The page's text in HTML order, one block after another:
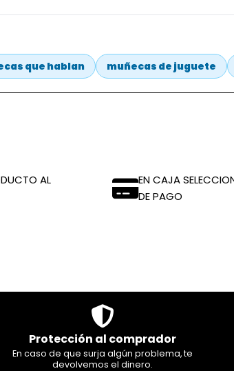
que hablan muñecas de juguete
AL
EN CAJA
DE PAGO
Protección al comprador
En caso de que surja algún problema, te
devolvemos el dinero.